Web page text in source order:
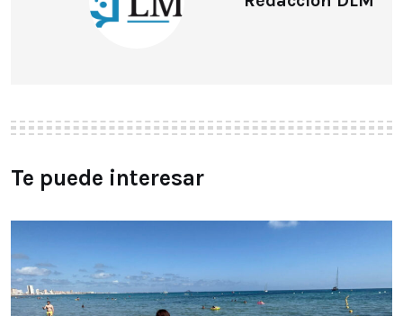
Te puede interesar